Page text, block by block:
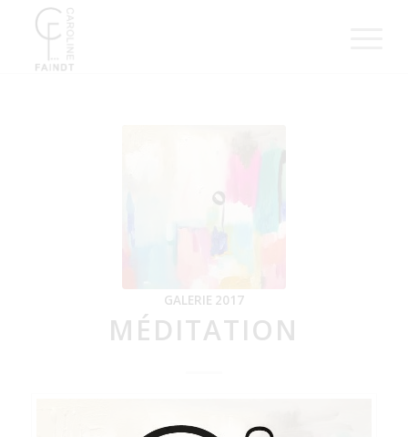
GALERIE 2017
MÉDITATION